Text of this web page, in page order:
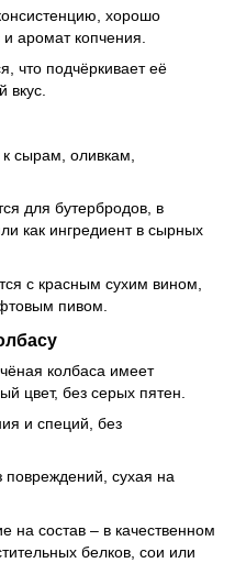
хорошо
аромат копчения.
что подчёркивает её
вкус.
сырам, оливкам,
для бутербродов, в
как ингредиент в сырных
с красным сухим вином,
пивом.
колбаса имеет
цвет, без серых пятен.
и специй, без
повреждений, сухая на
на состав – в качественном
белков, сои или